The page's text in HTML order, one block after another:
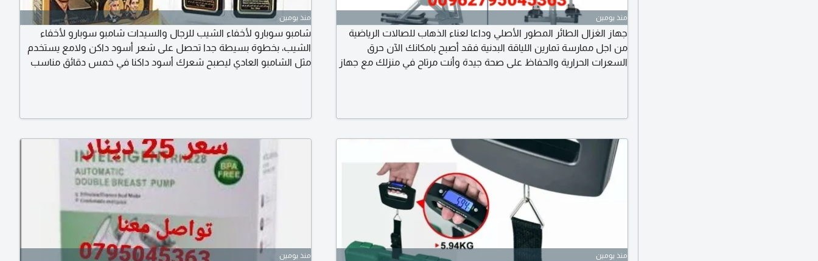
منذ يومين
جهاز الغزال الطائر المطور الأصلي وداعا لعناء الذهاب للصالات الرياضية
من اجل ممارسة تمارين اللياقة البدنية فقد أصبح بامكانك الآن حرق
السعرات الحرارية والحفاظ على صحة جيدة وأنت مرتاح في منزلك مع جهاز
منذ يومين
شامبو سوبارو لأخفاء الشيب للرجال والسيدات شامبو سوبارو لأخفاء
الشيب، بخطوة بسيطة جدا تحصل على شعر أسود داكن ولامع يستخدم
مثل الشامبو العادي ليصبح شعرك أسود داكنا في خمس دقائق مناسب
منذ يومين منذ يومين